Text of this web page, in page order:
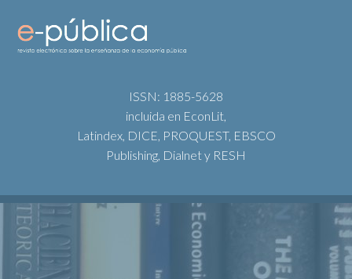
ISSN: 1885-5628
incluida en EconLit,
Latindex, DICE, PROQUEST, EBSCO
Publishing, Dialnet y RESH